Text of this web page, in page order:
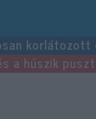
a húszik